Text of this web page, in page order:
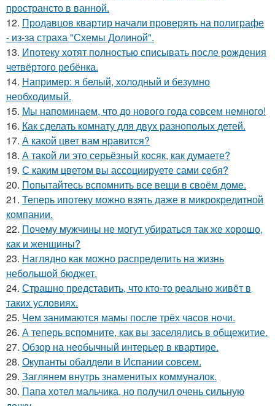
пространсто в ванной.
12. Продавцов квартир начали проверять на полиграфе
- из-за страха "Схемы Долиной".
13. Ипотеку хотят полностью списывать после рождения
четвёртого ребёнка.
14. Например: я белый, холодный и безумно
необходимый.
15. Мы напоминаем, что до нового года совсем немного!
16. Как сделать комнату для двух разнополых детей.
17. А какой цвет вам нравится?
18. А такой ли это серьёзный косяк, как думаете?
19. С каким цветом вы ассоциируете сами себя?
20. Попытайтесь вспомнить все вещи в своём доме.
21. Теперь ипотеку можно взять даже в микрокредитной
компании.
22. Почему мужчины не могут убираться так же хорошо,
как и женщины?
23. Наглядно как можно распределить на жизнь
небольшой бюджет.
24. Страшно представить, что кто-то реально живёт в
таких условиях.
25. Чем занимаются мамы после трёх часов ночи.
26. А теперь вспомните, как вы заселялись в общежитие.
27. Обзор на необычный интерьер в квартире.
28. Окупанты обалдели в Испании совсем.
29. Заглянем внутрь знаменитых коммуналок.
30. Папа хотел мальчика, но получил очень сильную